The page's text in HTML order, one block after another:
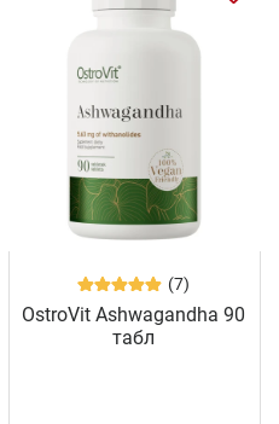
(7)
OstroVit Ashwagandha 90
табл